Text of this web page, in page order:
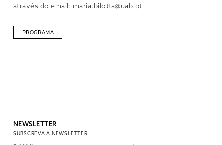
através do email: maria.bilotta@uab.pt
PROGRAMA
NEWSLETTER
SUBSCREVA A NEWSLETTER